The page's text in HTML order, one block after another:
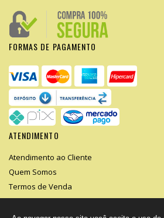
FORMAS DE PAGAMENTO
ATENDIMENTO
Atendimento ao Cliente
Quem Somos
Termos de Venda
Segurança